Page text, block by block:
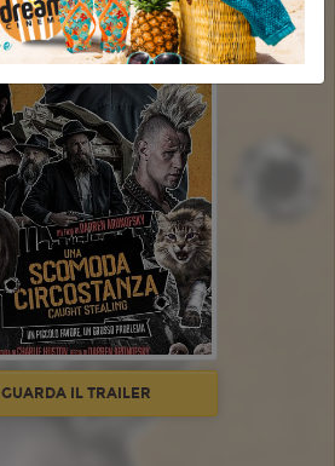
GUARDA IL TRAILER